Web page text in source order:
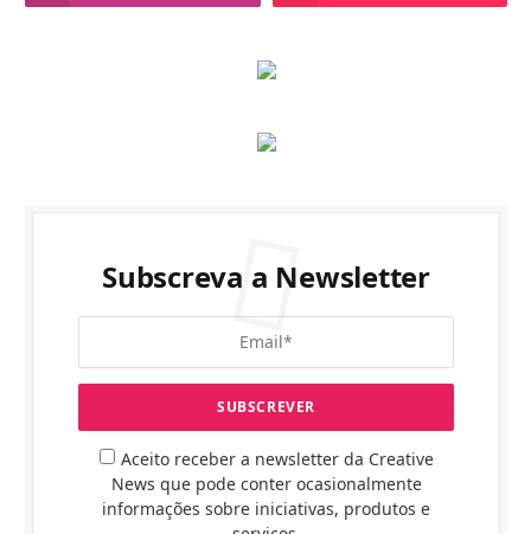
Subscreva a Newsletter
Aceito receber a newsletter da Creative
News que pode conter ocasionalmente
informações sobre iniciativas, produtos e